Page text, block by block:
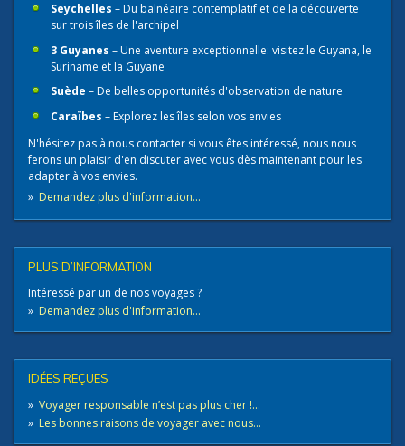
Seychelles – Du balnéaire contemplatif et de la découverte
sur trois îles de l'archipel
3 Guyanes – Une aventure exceptionnelle: visitez le Guyana, le
Suriname et la Guyane
Suède – De belles opportunités d'observation de nature
Caraïbes – Explorez les îles selon vos envies
N'hésitez pas à nous contacter​ si vous êtes intéressé, nous nous
ferons un plaisir d'en discuter avec vous dès maintenant pour les
adapter à vos envies.
» Demandez plus d'information...
PLUS D’INFORMATION
Intéressé par un de nos voyages ?
» Demandez plus d'information...
IDÉES REÇUES
» Voyager responsable n’est pas plus cher !...
» Les bonnes raisons de voyager avec nous...